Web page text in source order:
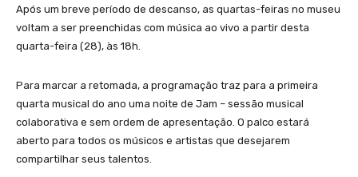
Após um breve período de descanso, as quartas-feiras no museu
voltam a ser preenchidas com música ao vivo a partir desta
quarta-feira (28), às 18h.
Para marcar a retomada, a programação traz para a primeira
quarta musical do ano uma noite de Jam – sessão musical
colaborativa e sem ordem de apresentação. O palco estará
aberto para todos os músicos e artistas que desejarem
compartilhar seus talentos.